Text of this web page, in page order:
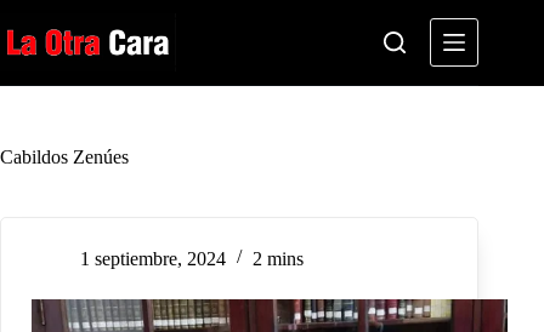
al
contenido
Cabildos Zenúes
1 septiembre, 2024 2 mins